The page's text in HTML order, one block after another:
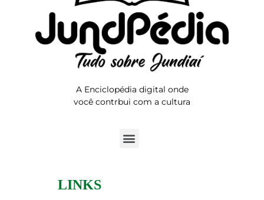
A Enciclopédia digital onde
você contrbui com a cultura
LINKS